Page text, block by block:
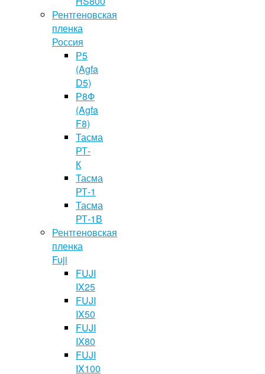
Рентгеновская
пленка
Россия
Р5
(Agfa
D5)
Р8Ф
(Agfa
F8)
Тасма
РТ-
К
Тасма
РТ-1
Тасма
РТ-1В
Рентгеновская
пленка
Fuji
FUJI
IX25
FUJI
IX50
FUJI
IX80
FUJI
IX100